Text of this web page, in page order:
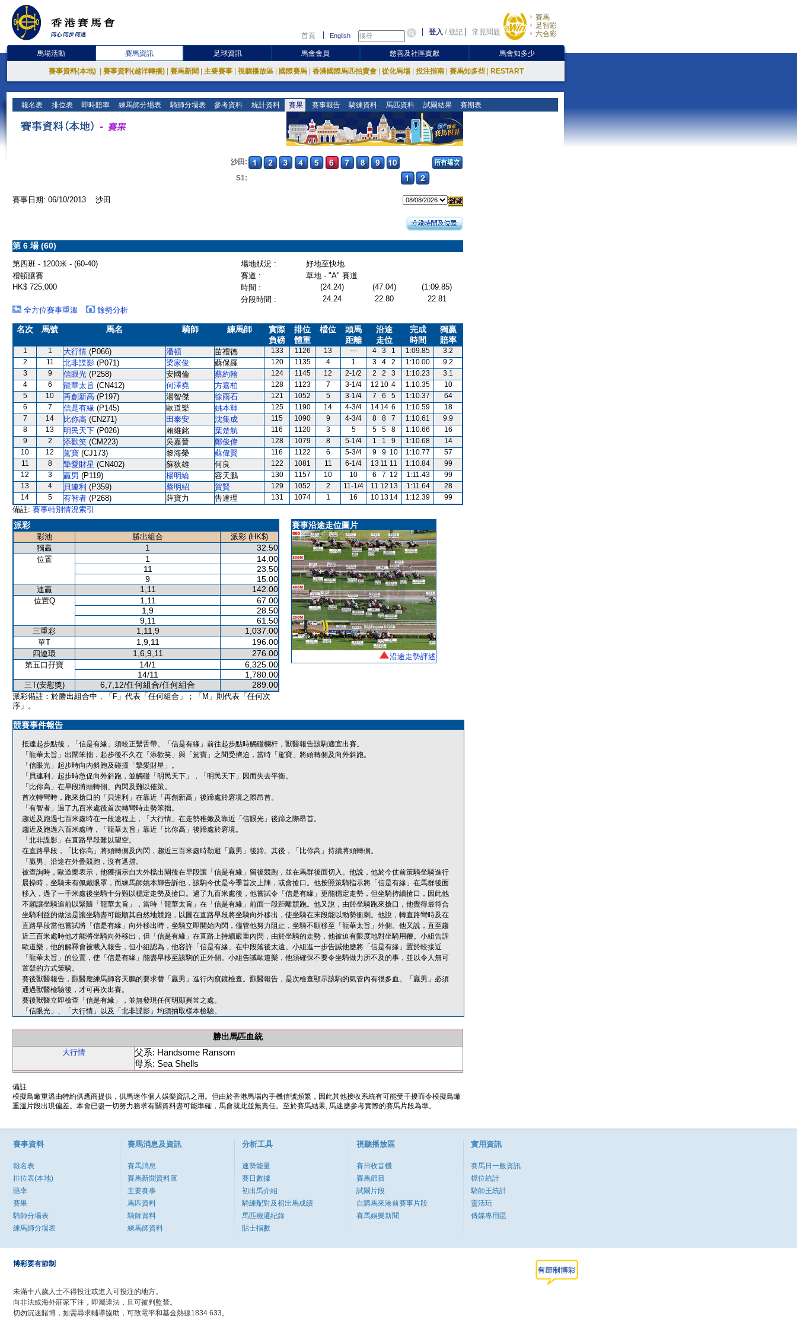
首頁 English 登入 /登記 常見問題
賽馬
足智彩
六合彩
馬場活動 賽馬資訊 足球資訊 馬會會員 慈善及社區貢獻 馬會知多少
賽事資料(本地) 賽事資料(越洋轉播) 賽馬新聞 主要賽事 視聽播放區 國際賽馬 香港國際馬匹拍賣會 從化馬場 投注指南 賽馬知多些 RESTART
報名表 排位表 即時賠率 練馬師分場表 騎師分場表 參考資料 統計資料 賽果 賽事報告 騎練資料 馬匹資料 試閘結果 賽期表
沙田:
S1:
賽事日期: 06/10/2013 沙田
第 6 場 (60)
第四班 - 1200米 - (60-40) 場地狀況 :
好地至快地
禮頓讓賽
賽道 :
草地 - "A" 賽道
HK$ 725,000
時間 : (24.24) (47.04)
(1:09.85)
分段時間 :
24.24 22.80
22.81
全方位賽事重溫
餘勢分析
名次 馬號 馬名 騎師 練馬師
實際
負磅
排位
體重
檔位
頭馬
距離
沿途
走位
完成
時間
獨贏
賠率
1 1 大行情 (P066) 潘頓 苗禮德 133 1126 13 --- 4 3 1 1:09.85
3.2
2
11 北非諜影 (P071) 梁家俊 蘇保羅 120 1135 4 1 3 4 2 1:10.00
9.2
3
9 信眼光 (P258) 安國倫 蔡約翰 124 1145 12 2-1/2 2 2 3 1:10.23
3.1
4
6 龍華太旨 (CN412) 何澤堯 方嘉柏 128 1123 7 3-1/4 12 10 4 1:10.35
10
5
10 再創新高 (P197) 湯智傑 徐雨石 121 1052 5 3-1/4 7 6 5 1:10.37
64
6
7 信是有緣 (P145) 歐道樂 姚本輝 125 1190 14 4-3/4 14 14 6 1:10.59
18
7
14 比你高 (CN271) 田泰安 沈集成 115 1090 9 4-3/4 8 8 7 1:10.61
9.9
8
13 明民天下 (P026) 賴維銘 葉楚航 116 1120 3 5 5 5 8 1:10.66
16
9
2 添歡笑 (CM223) 吳嘉晉 鄭俊偉 128 1079 8 5-1/4 1 1 9 1:10.68
14
10
12 駕寶 (CJ173) 黎海榮 蘇偉賢 116 1122 6 5-3/4 9 9 10 1:10.77
57
11
8 摯愛財星 (CN402) 蘇狄雄 何良 122 1081 11 6-1/4 13 11 11 1:10.84
99
12
3 贏男 (P119) 楊明綸 容天鵬 130 1157 10 10 6 7 12 1:11.43
99
13
4 貝連利 (P359) 蔡明紹 賀賢 129 1052 2 11-1/4 11 12 13 1:11.64
28
14
5 有智者 (P268) 薛寶力 告達理 131 1074 1 16 10 13 14 1:12.39 99
備註: 賽事特別情況索引
派彩
彩池 勝出組合
派彩 (HK$)
獨贏
1 32.50
位置 1
14.00
11
23.50
9
15.00
連贏 1,11 142.00
位置Q 1,11
67.00
1,9
28.50
9,11
61.50
三重彩 1,11,9 1,037.00
單T 1,9,11 196.00
四連環 1,6,9,11 276.00
第五口孖寶 14/1
6,325.00
14/11
1,780.00
三T(安慰獎) 6,7,12/任何組合/任何組合 289.00
派彩備註：於勝出組合中，「F」代表「任何組合」；「M」則代表「任何次
序」。
賽事沿途走位圖片
沿途走勢評述
競賽事件報告
抵達起步點後，「信是有緣」須較正繫舌帶。「信是有緣」前往起步點時觸碰欄杆，獸醫報告該駒適宜出賽。
「龍華太旨」出閘笨拙，起步後不久在「添歡笑」與「駕寶」之間受擠迫，當時「駕寶」將頭轉側及向外斜跑。
「信眼光」起步時向內斜跑及碰撞「摯愛財星」。
「貝連利」起步時急促向外斜跑，並觸碰「明民天下」，「明民天下」因而失去平衡。
「比你高」在早段將頭轉側、內閃及難以催策。
首次轉彎時，跑來搶口的「貝連利」在靠近「再創新高」後蹄處於窘境之際昂首。
「有智者」過了九百米處後首次轉彎時走勢笨拙。
趨近及跑過七百米處時在一段途程上，「大行情」在走勢稚嫩及靠近「信眼光」後蹄之際昂首。
趨近及跑過六百米處時，「龍華太旨」靠近「比你高」後蹄處於窘境。
「北非諜影」在直路早段難以望空。
在直路早段，「比你高」將頭轉側及內閃，趨近三百米處時勒避「贏男」後蹄。其後，「比你高」持續將頭轉側。
「贏男」沿途在外疊競跑，沒有遮擋。
被查詢時，歐道樂表示，他獲指示自大外檔出閘後在早段讓「信是有緣」留後競跑，並在馬群後面切入。他說，他於今仗前策騎坐騎進行
晨操時，坐騎未有佩戴眼罩，而練馬師姚本輝告訴他，該駒今仗是今季首次上陣，或會搶口。他按照策騎指示將「信是有緣」在馬群後面
移入，過了一千米處後坐騎十分難以穩定走勢及搶口。過了九百米處後，他嘗試令「信是有緣」更能穩定走勢，但坐騎持續搶口，因此他
不願讓坐騎追前以緊隨「龍華太旨」，當時「龍華太旨」在「信是有緣」前面一段距離競跑。他又說，由於坐騎跑來搶口，他覺得最符合
坐騎利益的做法是讓坐騎盡可能順其自然地競跑，以圖在直路早段將坐騎向外移出，使坐騎在末段能以勁勢衝刺。他說，轉直路彎時及在
直路早段當他嘗試將「信是有緣」向外移出時，坐騎立即開始內閃，儘管他努力阻止，坐騎不願移至「龍華太旨」外側。他又說，直至趨
近三百米處時他才能將坐騎向外移出，但「信是有緣」在直路上持續嚴重內閃，由於坐騎的走勢，他被迫有限度地對坐騎用鞭。小組告訴
歐道樂，他的解釋會被載入報告，但小組認為，他容許「信是有緣」在中段落後太遠。小組進一步告誡他應將「信是有緣」置於較接近
「龍華太旨」的位置，使「信是有緣」能盡早移至該駒的正外側。小組告誡歐道樂，他須確保不要令坐騎做力所不及的事，並以令人無可
置疑的方式策騎。
賽後獸醫報告，獸醫應練馬師容天鵬的要求替「贏男」進行內窺鏡檢查。獸醫報告，是次檢查顯示該駒的氣管內有很多血。「贏男」必須
通過獸醫檢驗後，才可再次出賽。
賽後獸醫立即檢查「信是有緣」，並無發現任何明顯異常之處。
「信眼光」、「大行情」以及「北非諜影」均須抽取樣本檢驗。
勝出馬匹血統
大行情
父系: Handsome Ransom
母系: Sea Shells
備註
模擬鳥瞰重溫由特約供應商提供，供馬迷作個人娛樂資訊之用。但由於香港馬場內手機信號頻繁，因此其他接收系統有可能受干擾而令模擬鳥瞰
重溫片段出現偏差。本會已盡一切努力務求有關資料盡可能準確，馬會就此並無責任。至於賽馬結果, 馬迷應參考實際的賽馬片段為準。
賽事資料
報名表
排位表(本地)
賠率
賽果
騎師分場表
練馬師分場表
賽馬消息及資訊
賽馬消息
賽馬新聞資料庫
主要賽事
馬匹資料
騎師資料
練馬師資料
分析工具
速勢能量
賽日數據
初出馬介紹
騎練配對及初岀馬成績
馬匹搬遷紀錄
貼士指數
視聽播放區
賽日收音機
賽馬節目
試閘片段
自購馬來港前賽事片段
賽馬娛樂新聞
實用資訊
賽馬日一般資訊
檔位統計
騎師王統計
靈活玩
傳媒專用區
博彩要有節制
未滿十八歲人士不得投注或進入可投注的地方。
向非法或海外莊家下注，即屬違法，且可被判監禁。
切勿沉迷賭博，如需尋求輔導協助，可致電平和基金熱線1834 633。